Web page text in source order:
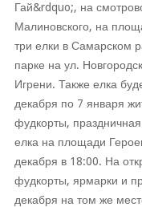
Гай&rdquo;, на
Малиновского, на
три елки в Самарском
парке на ул.
Игрени. Также елка
декабря по 7 января
фудкорты,
елка на площади
декабря в 18:00. На
фудкорты, ярмарки и
декабря на том же